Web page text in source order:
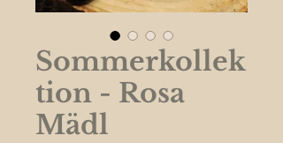
Sommerkollek
tion - Rosa
Mädl